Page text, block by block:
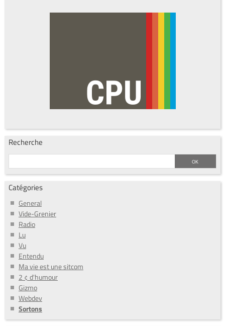
Recherche
Catégories
General
Vide-Grenier
Radio
Lu
Vu
Entendu
Ma vie est une sitcom
2 ¢ d'humour
Gizmo
Webdev
Sortons